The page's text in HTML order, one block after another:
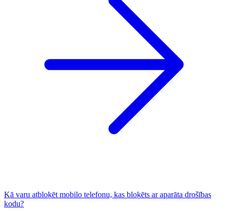
Kā varu atbloķēt mobilo telefonu, kas bloķēts ar aparāta drošības
kodu?